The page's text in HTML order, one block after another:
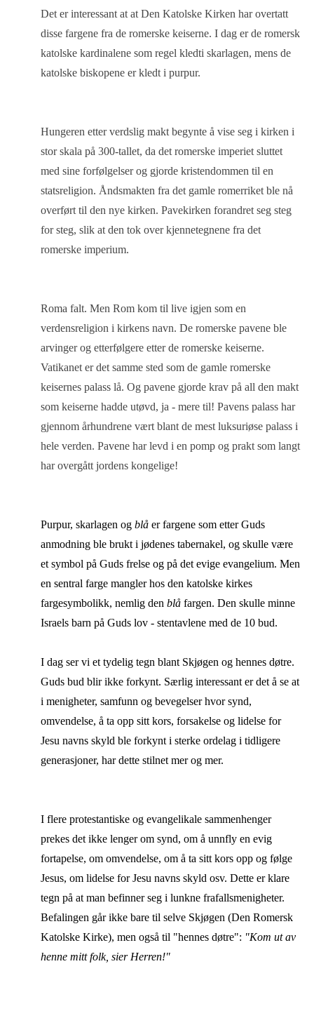
Det er interessant at at Den Katolske Kirken har overtatt
disse fargene fra de romerske keiserne. I dag er de romersk
katolske kardinalene som regel kledti skarlagen, mens de
katolske biskopene er kledt i purpur.
Hungeren etter verdslig makt begynte å vise seg i kirken i
stor skala på 300-tallet, da det romerske imperiet sluttet
med sine forfølgelser og gjorde kristendommen til en
statsreligion. Åndsmakten fra det gamle romerriket ble nå
overført til den nye kirken. Pavekirken forandret seg steg
for steg, slik at den tok over kjennetegnene fra det
romerske imperium.
Roma falt. Men Rom kom til live igjen som en
verdensreligion i kirkens navn. De romerske pavene ble
arvinger og etterfølgere etter de romerske keiserne.
Vatikanet er det samme sted som de gamle romerske
keisernes palass lå. Og pavene gjorde krav på all den makt
som keiserne hadde utøvd, ja - mere til! Pavens palass har
gjennom århundrene vært blant de mest luksuriøse palass i
hele verden. Pavene har levd i en pomp og prakt som langt
har overgått jordens kongelige!
Purpur, skarlagen og blåer fargene som etter Guds
anmodning ble brukt i jødenes tabernakel, og skulle være
et symbol på Guds frelse og på det evige evangelium. Men
en sentral farge mangler hos den katolske kirkes
fargesymbolikk, nemlig den blåfargen. Den skulle minne
Israels barn på Guds lov - stentavlene med de 10 bud.
I dag ser vi et tydelig tegn blant Skjøgen og hennes døtre.
Guds bud blir ikke forkynt. Særlig interessant er det å se at
i menigheter, samfunn og bevegelser hvor synd,
omvendelse, å ta opp sitt kors, forsakelse og lidelse for
Jesu navns skyld ble forkynt i sterke ordelag i tidligere
generasjoner, har dette stilnet mer og mer.
I flere protestantiske og evangelikale sammenhenger
prekes det ikke lenger om synd, om å unnfly en evig
fortapelse, om omvendelse, om å ta sitt kors opp og følge
Jesus, om lidelse for Jesu navns skyld osv. Dette er klare
tegn på at man befinner seg i lunkne frafallsmenigheter.
Befalingen går ikke bare til selve Skjøgen (Den Romersk
Katolske Kirke), men også til "hennes døtre": "Kom ut av
henne mitt folk, sier Herren!"